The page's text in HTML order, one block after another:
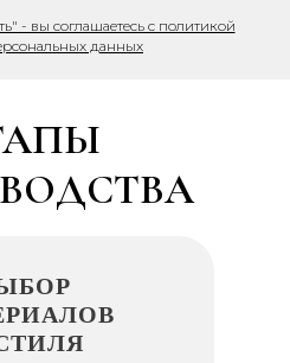
- вы соглашаетесь с политикой
данных